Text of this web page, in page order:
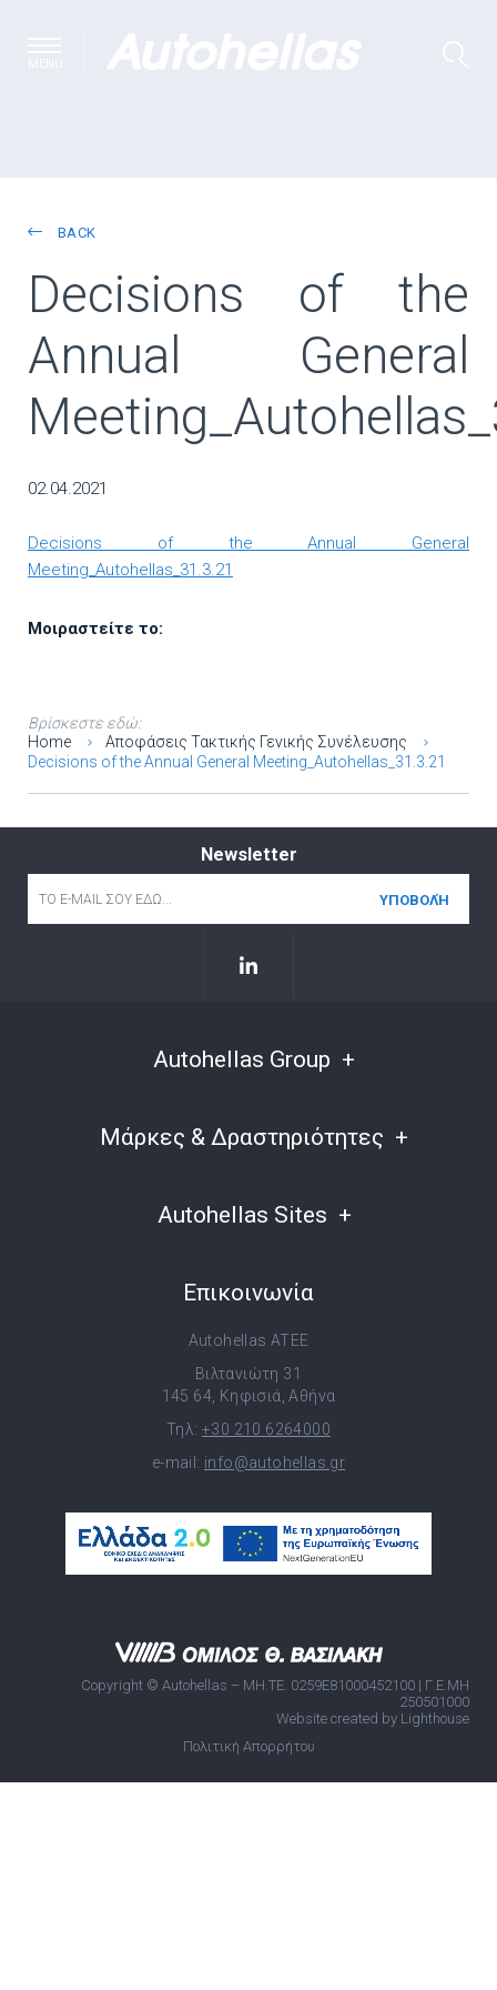
BACK
Decisions of the
Annual General
02.04.2021
Decisions of the Annual General
Meeting_Autohellas_31.3.21
Μοιραστείτε το:
Βρίσκεστε εδώ:
Home
Αποφάσεις Τακτικής Γενικής Συνέλευσης
Decisions of the Annual General Meeting_Autohellas_31.3.21
Newsletter
Autohellas Group
Μάρκες & Δραστηριότητες
Autohellas Sites
Επικοινωνία
Autohellas ATEE
Βιλτανιώτη 31
145 64, Κηφισιά, Αθήνα
Τηλ: +30 210 6264000
e-mail: info@autohellas.gr
Copyright © Autohellas – ΜΗ.ΤΕ. 0259E81000452100 | Γ.Ε.ΜΗ
250501000
Website created by Lighthouse
Πολιτική Απορρήτου